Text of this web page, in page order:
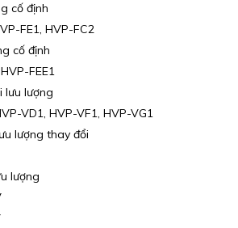
cố định
FE1, HVP-FC2
cố định
FEE1
lưu lượng
VD1, HVP-VF1, HVP-VG1
lượng thay đổi
lượng